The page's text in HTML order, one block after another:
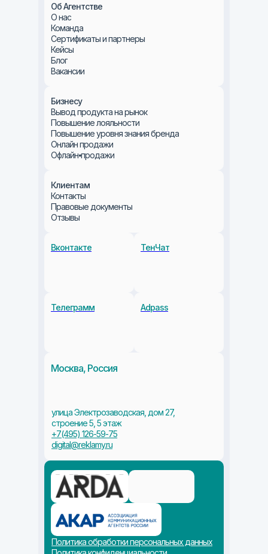
Об Агентстве
О нас
Команда
Сертификаты и партнеры
Кейсы
Блог
Вакансии
Бизнесу
Вывод продукта на рынок
Повышение лояльности
Повышение уровня знания бренда
Онлайн продажи
Офлайн⦁продажи
Клиентам
Контакты
Правовые документы
Отзывы
Вконтакте ТенЧат
Телеграмм Adpass
Москва, Россия
улица Электрозаводская, дом 27,
строение 5, 5 этаж
+7(495) 126-59-75
digital@reklamy.ru
Политика обработки персональных данных